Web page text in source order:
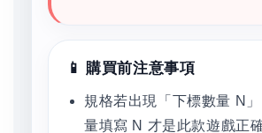
📱 購買前注意事項
規格若出現「下標數量 N
量填寫 N 才是此款遊戲正